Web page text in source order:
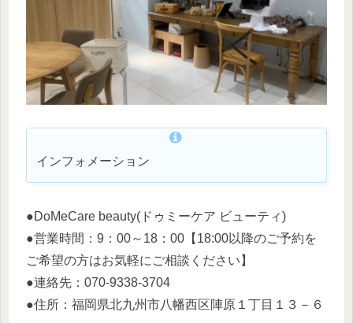
インフォメーション
●DoMeCare beauty(ドゥミーケア ビューティ)
●営業時間：9：00～18：00【18:00以降のご予約を
ご希望の方はお気軽にご相談ください】
●連絡先：070-9338-3704
●住所：福岡県北九州市八幡西区陣原１丁目１３－６